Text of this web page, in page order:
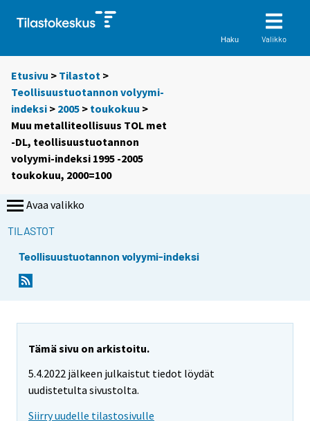
Haku Valikko
Etusivu > Tilastot >
Teollisuustuotannon volyymi-
indeksi > 2005 > toukokuu >
Muu metalliteollisuus TOL met
-DL, teollisuustuotannon
volyymi-indeksi 1995 -2005
toukokuu, 2000=100
Avaa valikko
TILASTOT
Teollisuustuotannon volyymi-indeksi
Tämä sivu on arkistoitu.
5.4.2022 jälkeen julkaistut tiedot löydät
uudistetulta sivustolta.
Siirry uudelle tilastosivulle